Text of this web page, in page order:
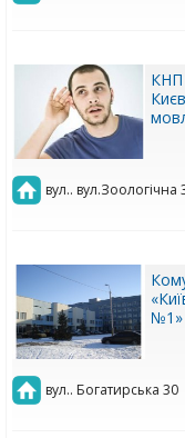
КНП
вул.. вул.Зоологічна
№1»
вул.. Богатирська 30